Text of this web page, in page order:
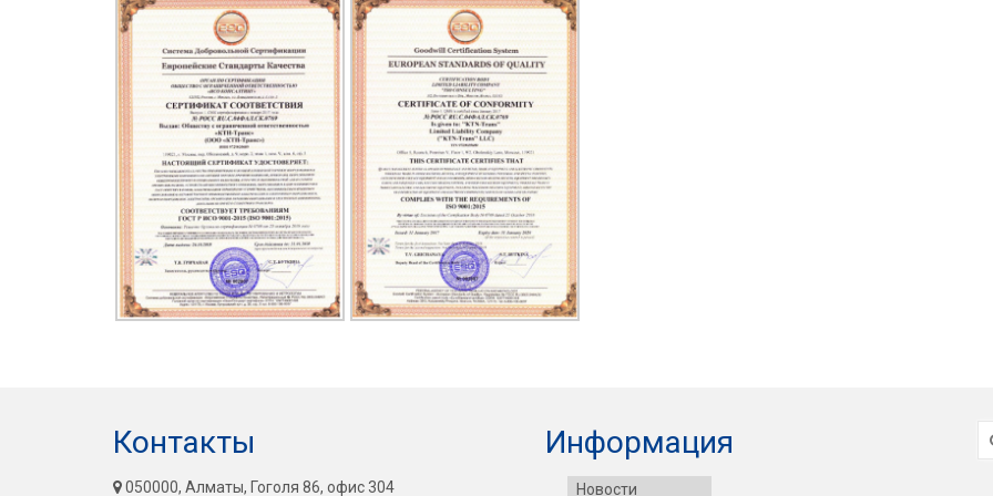
Контакты
050000, Алматы, Гоголя 86, офис 304
Информация
Новости